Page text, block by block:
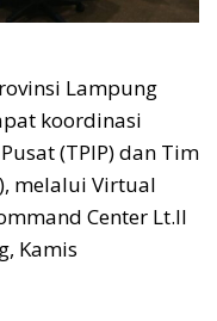
Lampung
koordinasi
(TPIP) dan Tim
melalui Virtual
Center Lt.II
Kamis